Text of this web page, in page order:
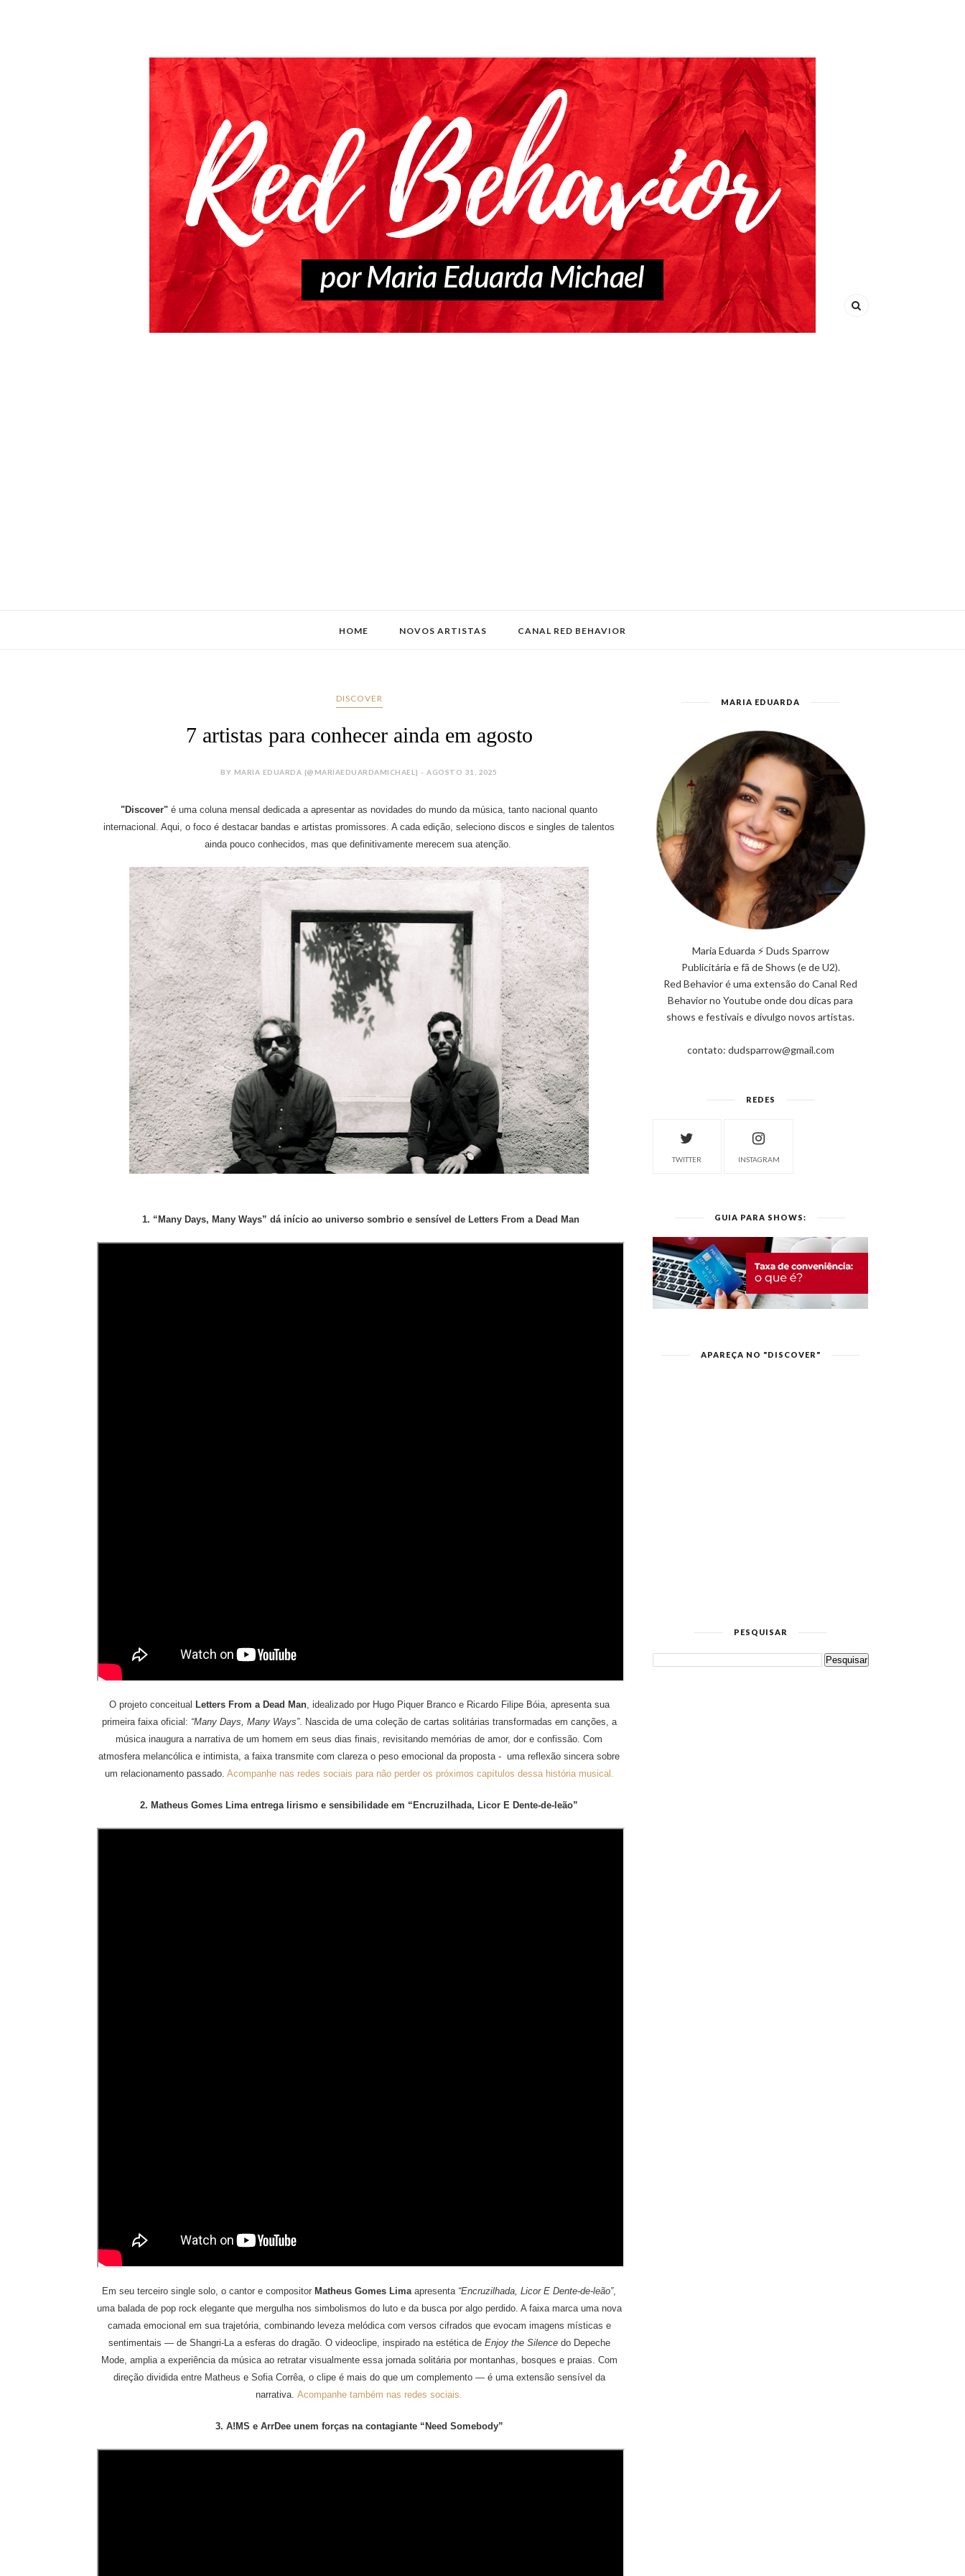
HOME NOVOS ARTISTAS CANAL RED BEHAVIOR
DISCOVER
7 artistas para conhecer ainda em agosto
BY MARIA EDUARDA {@MARIAEDUARDAMICHAEL} - AGOSTO 31, 2025
"Discover" é uma coluna mensal dedicada a apresentar as novidades do mundo da música, tanto nacional quanto
internacional. Aqui, o foco é destacar bandas e artistas promissores. A cada edição, seleciono discos e singles de talentos
ainda pouco conhecidos, mas que definitivamente merecem sua atenção.
1. “Many Days, Many Ways” dá início ao universo sombrio e sensível de Letters From a Dead Man
O projeto conceitual Letters From a Dead Man, idealizado por Hugo Piquer Branco e Ricardo Filipe Bóia, apresenta sua
primeira faixa oficial: “Many Days, Many Ways”. Nascida de uma coleção de cartas solitárias transformadas em canções, a
música inaugura a narrativa de um homem em seus dias finais, revisitando memórias de amor, dor e confissão. Com
atmosfera melancólica e intimista, a faixa transmite com clareza o peso emocional da proposta - uma reflexão sincera sobre
um relacionamento passado. Acompanhe nas redes sociais para não perder os próximos capítulos dessa história musical.
2. Matheus Gomes Lima entrega lirismo e sensibilidade em “Encruzilhada, Licor E Dente-de-leão”
Em seu terceiro single solo, o cantor e compositor Matheus Gomes Lima apresenta “Encruzilhada, Licor E Dente-de-leão”,
uma balada de pop rock elegante que mergulha nos simbolismos do luto e da busca por algo perdido. A faixa marca uma nova
camada emocional em sua trajetória, combinando leveza melódica com versos cifrados que evocam imagens místicas e
sentimentais — de Shangri-La a esferas do dragão. O videoclipe, inspirado na estética de Enjoy the Silencedo Depeche
Mode, amplia a experiência da música ao retratar visualmente essa jornada solitária por montanhas, bosques e praias. Com
direção dividida entre Matheus e Sofia Corrêa, o clipe é mais do que um complemento — é uma extensão sensível da
narrativa. Acompanhe também nas redes sociais.
3. A!MS e ArrDee unem forças na contagiante “Need Somebody”
MARIA EDUARDA
Maria Eduarda ⚡ Duds Sparrow
Publicitária e fã de Shows (e de U2).
Red Behavior é uma extensão do Canal Red
Behavior no Youtube onde dou dicas para
shows e festivais e divulgo novos artistas.
contato: dudsparrow@gmail.com
REDES
TWITTER INSTAGRAM
GUIA PARA SHOWS:
APAREÇA NO "DISCOVER"
PESQUISAR